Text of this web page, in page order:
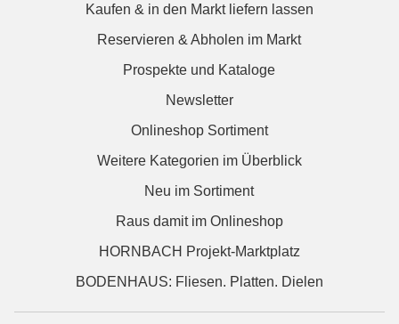
Kaufen & in den Markt liefern lassen
Reservieren & Abholen im Markt
Prospekte und Kataloge
Newsletter
Onlineshop Sortiment
Weitere Kategorien im Überblick
Neu im Sortiment
Raus damit im Onlineshop
HORNBACH Projekt-Marktplatz
BODENHAUS: Fliesen. Platten. Dielen